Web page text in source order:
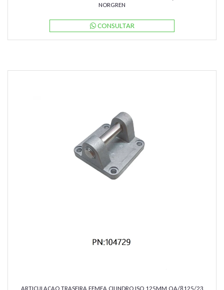
NORGREN
CONSULTAR
ARTICULACAO TRASEIRA FEMEA CILINDRO ISO 125MM QA/8125/23